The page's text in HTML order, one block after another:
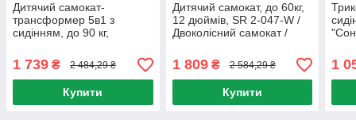
Дитячий самокат-
трансформер 5в1 з
сидінням, до 90 кг,
дітей / Самокат коляска /
Самокат з ручкою
1 739 ₴ 2 484,29 ₴
Купити
Дитячий самокат, до 60кг,
12 дюймів, SR 2-047-W /
Двоколісний самокат /
1 809₴ 2 584,29 ₴
Купити
1